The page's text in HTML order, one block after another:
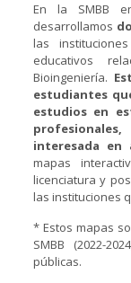
En la SMBB
desarrollamos
las instituciones
educativos
Bioingeniería.
estudiantes
estudios en
interesada
mapas
licenciatura y
las instituciones
* Estos mapas
SMBB (2022-
públicas.